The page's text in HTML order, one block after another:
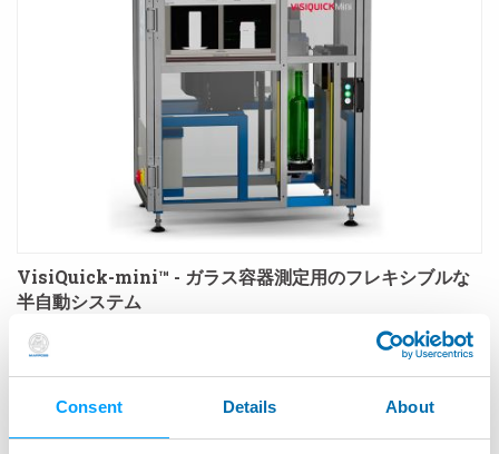
Consent Details About
VisiQuick-mini™ - ガラス容器測定用のフレキシブルな
半自動システム